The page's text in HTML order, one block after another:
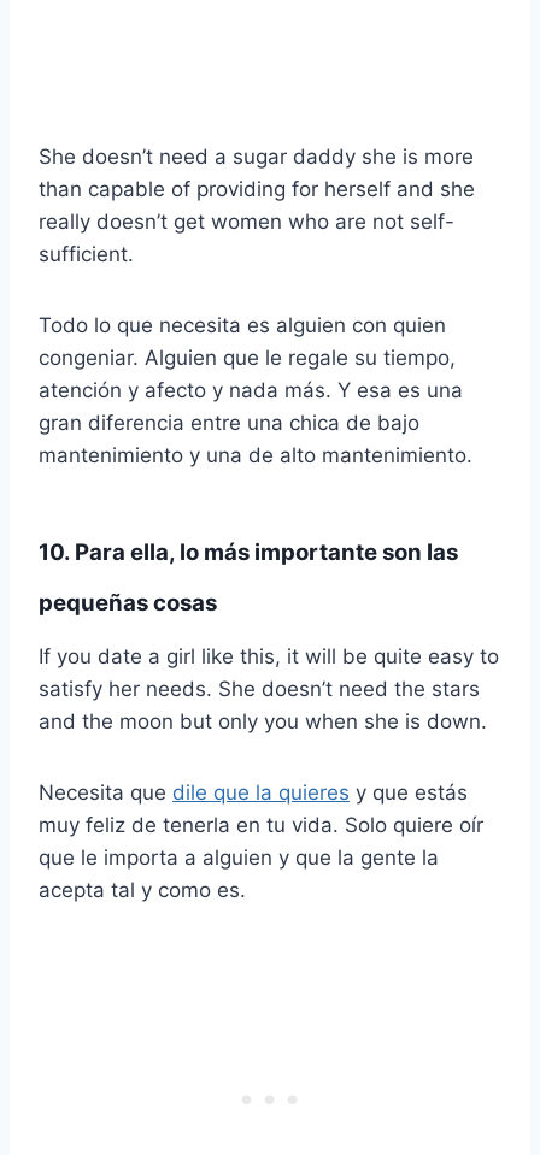
She doesn’t need a sugar daddy she is more
than capable of providing for herself and she
really doesn’t get women who are not self-
sufficient.
Todo lo que necesita es alguien con quien
congeniar. Alguien que le regale su tiempo,
atención y afecto y nada más. Y esa es una
gran diferencia entre una chica de bajo
mantenimiento y una de alto mantenimiento.
10. Para ella, lo más importante son las
pequeñas cosas
If you date a girl like this, it will be quite easy to
satisfy her needs. She doesn’t need the stars
and the moon but only you when she is down.
Necesita que dile que la quieres y que estás
muy feliz de tenerla en tu vida. Solo quiere oír
que le importa a alguien y que la gente la
acepta tal y como es.